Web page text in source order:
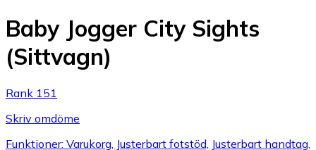
Baby Jogger City Sights
(Sittvagn)
Rank 151
Skriv omdöme
Funktioner: Varukorg, Justerbart fotstöd, Justerbart handtag,